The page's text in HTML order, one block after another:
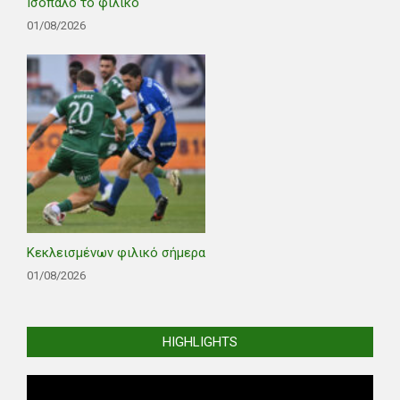
01/08/2026
Κεκλεισμένων φιλικό σήμερα
01/08/2026
HIGHLIGHTS